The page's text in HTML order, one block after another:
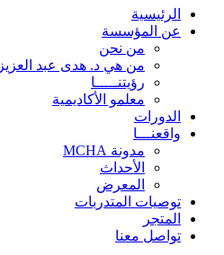
الرئيسية
عن المؤسسة
من نحن
من هي د. هدى عبد العزيز
رؤيتنـــــا
معلمو الأكاديمية
الدورات
واقعنـــا
مدونة MCHA
الأحداث
المعرض
توصيات المتدربات
المتجر
تواصل معنا